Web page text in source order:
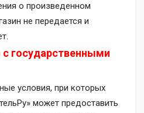
о произведенном
не передается и
государственными
условия, при которых
может предоставить